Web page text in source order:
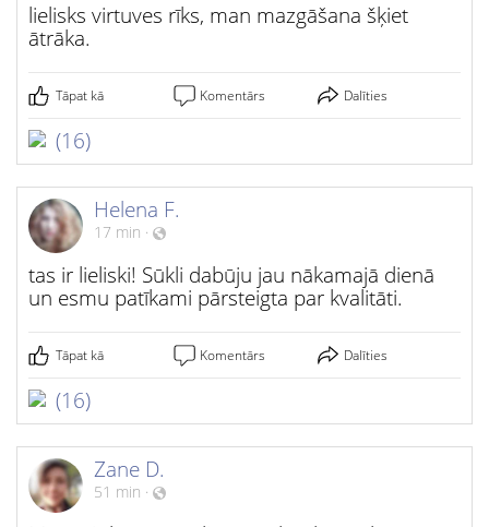
lielisks virtuves rīks, man mazgāšana šķiet
ātrāka.
Tāpat kā Komentārs Dalīties
(16)
Helena F.
17 min ·
tas ir lieliski! Sūkli dabūju jau nākamajā dienā
un esmu patīkami pārsteigta par kvalitāti.
Tāpat kā Komentārs Dalīties
(16)
Zane D.
51 min ·